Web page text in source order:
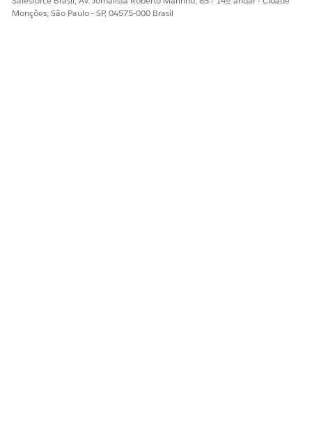
Documente um incidente usando o fluxo guiado de
Monções, São Paulo - SP, 04575-000 Brasil